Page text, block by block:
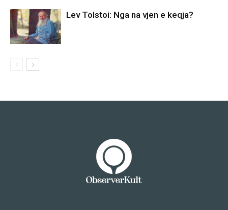
Lev Tolstoi: Nga na vjen e keqja?